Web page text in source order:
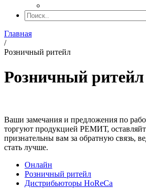
Главная
/
Розничный ритейл
Розничный ритейл
Ваши замечания и предложения по
торгуют продукцией РЕМИТ,
признательны вам за обратную связь,
стать лучше.
Онлайн
Розничный ритейл
Дистрибьюторы HoReCa